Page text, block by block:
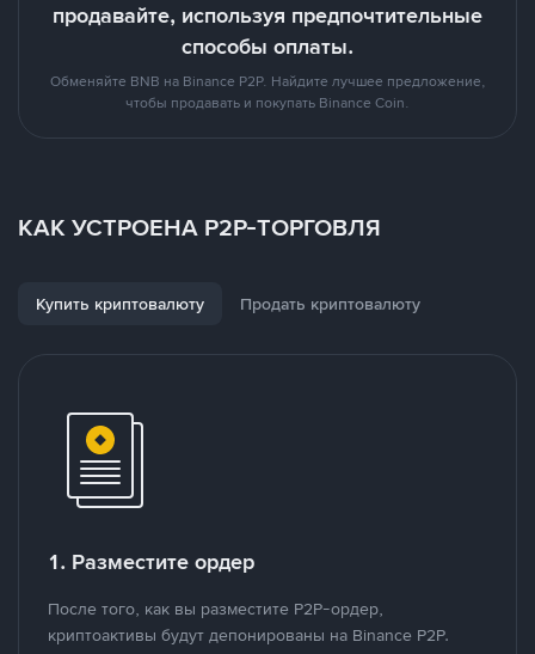
продавайте, используя предпочтительные
способы оплаты.
Обменяйте BNB на Binance P2P. Найдите лучшее предложение,
чтобы продавать и покупать Binance Coin.
КАК УСТРОЕНА P2P-ТОРГОВЛЯ
Купить криптовалюту Продать криптовалюту
1. Разместите ордер
После того, как вы разместите P2P-ордер,
криптоактивы будут депонированы на Binance P2P.